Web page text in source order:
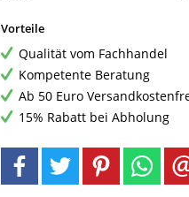
Vorteile
Qualität vom Fachhandel
Kompetente Beratung
Ab 50 Euro
15% Rabatt bei Abholung